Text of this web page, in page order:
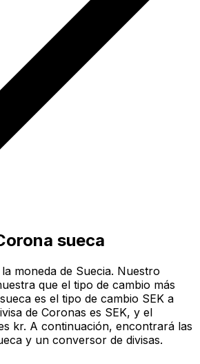
sueca
moneda de Suecia. Nuestro
que el tipo de cambio más
es el tipo de cambio SEK a
de Coronas es SEK, y el
kr. A continuación, encontrará las
y un conversor de divisas.